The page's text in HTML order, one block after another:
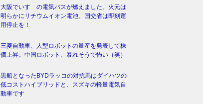
大阪でいすゞの電気バスが燃えました。火元は
明らかにリチウムイオン電池。国交省は即刻運
用停止を！
三菱自動車、人型ロボットの量産を発表して株
価上昇。中国ロボット、暴れそうで怖い（笑）
黒船となったBYDラッコの対抗馬はダイハツの
低コストハイブリッドと、スズキの軽量電気自
動車です